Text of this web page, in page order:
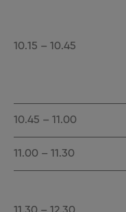
10.15 – 10.45
10.45 – 11.00
11.00 – 11.30